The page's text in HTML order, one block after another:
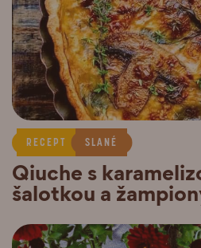
RECEPT SLANÉ
Qiuche s
šalotkou a